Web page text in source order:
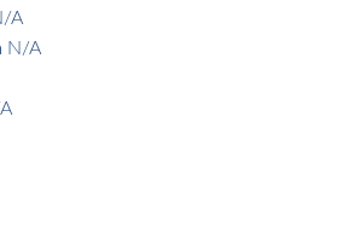
A
N/A